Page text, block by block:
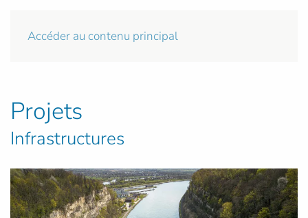
Accéder au contenu principal
Projets
Infrastructures